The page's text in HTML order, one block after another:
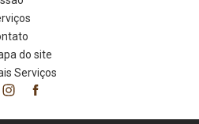
do site
Serviços